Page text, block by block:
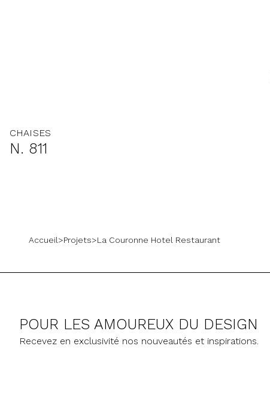
CHAISES
N. 811
Accueil>Projets>La Couronne Hotel Restaurant
POUR LES AMOUREUX DU DESIGN
Recevez en exclusivité nos nouveautés et inspirations.